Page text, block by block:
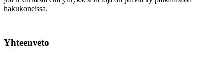
hakukoneissa.
Yhteenveto